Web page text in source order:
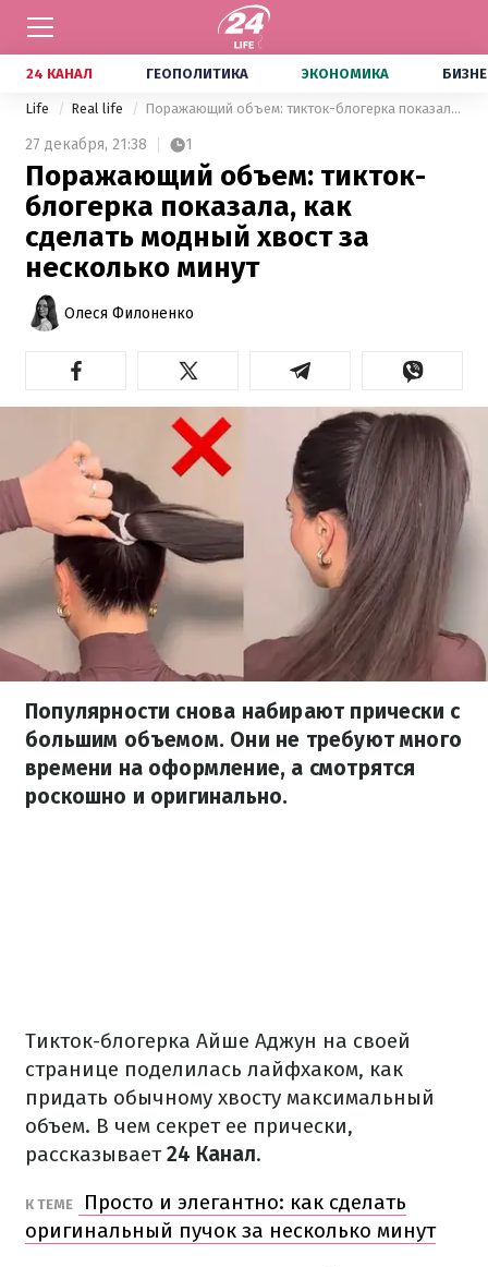
24 КАНАЛ ГЕОПОЛИТИКА ЭКОНОМИКА
Life Real life Поражающий объем: тикток-блогерка показала, как сделать модный хвост за несколько минут
27 декабря, 21:38 1
Поражающий объем: тикток-
блогерка показала, как
сделать модный хвост за
несколько минут
Олеся Филоненко
Популярности снова набирают прически с
большим объемом. Они не требуют много
времени на оформление, а смотрятся
роскошно и оригинально.
Тикток-блогерка Айше Аджун на своей
странице поделилась лайфхаком, как
придать обычному хвосту максимальный
объем. В чем секрет ее прически,
рассказывает24 Канал.
К ТЕМЕ
Просто и элегантно: как сделать
оригинальный пучок за несколько минут